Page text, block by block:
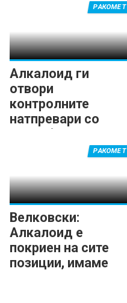
e
r
-
v
a
r
r
-
1
4
1
.
Алкалоид ги
отвори
контролните
натпревари со
триумф
РАКОМЕТ
Велковски:
Алкалоид е
покриен на сите
позиции, имаме
РАКОМЕТ